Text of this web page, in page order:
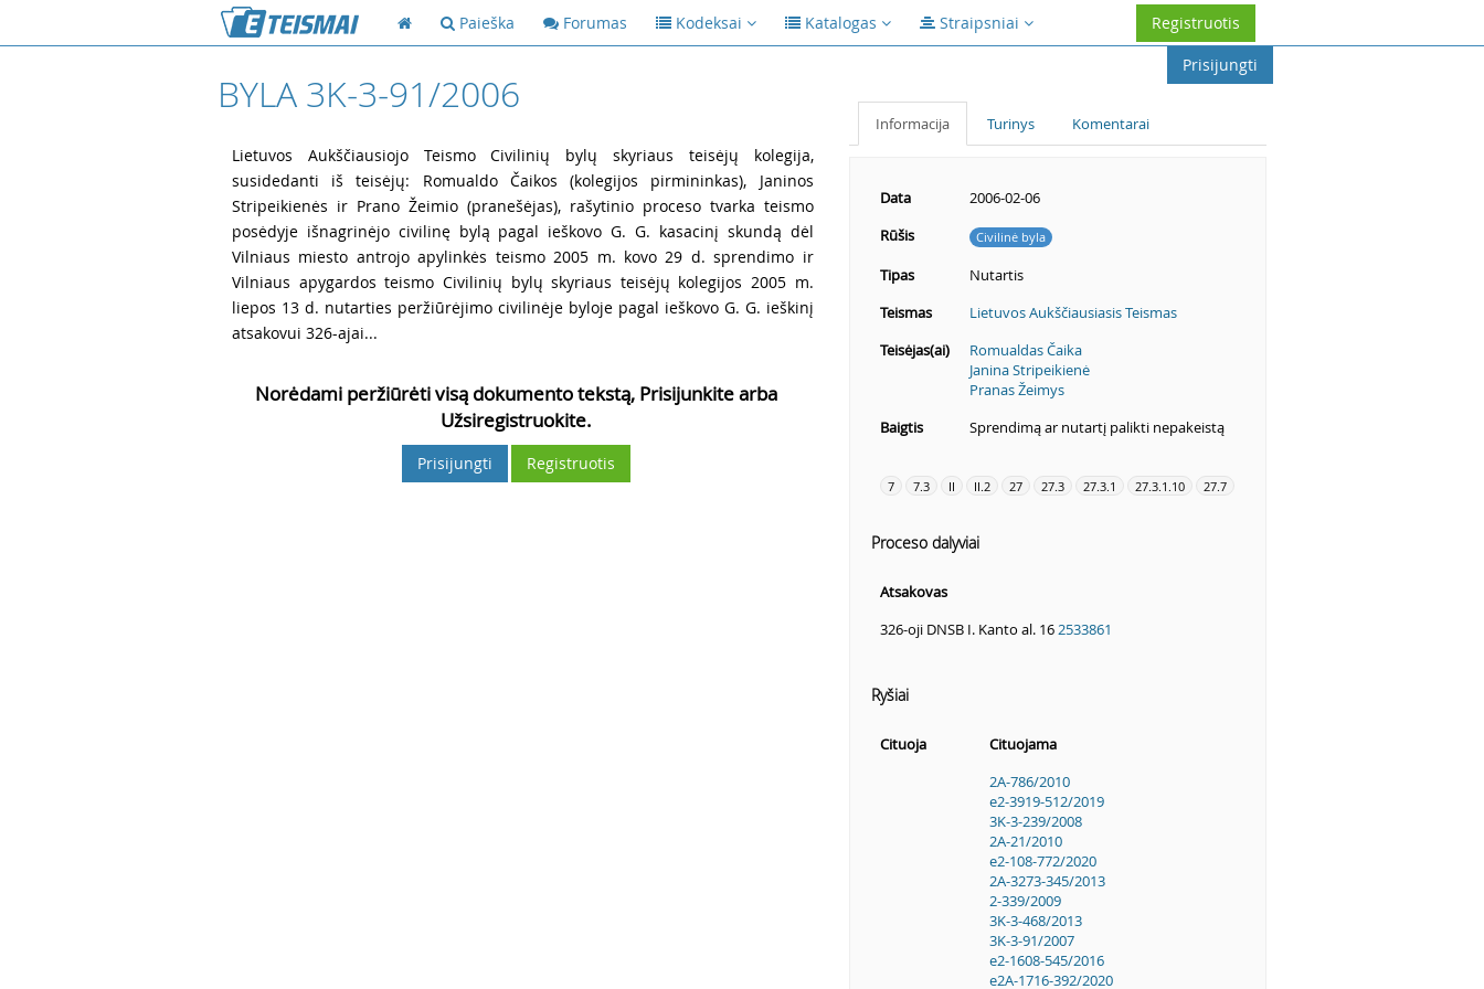
Paieška Forumas Kodeksai Katalogas Straipsniai
Registruotis
Prisijungti
BYLA 3K-3-91/2006
Lietuvos Aukščiausiojo Teismo Civilinių bylų skyriaus teisėjų kolegija,
susidedanti iš teisėjų: Romualdo Čaikos (kolegijos pirmininkas), Janinos
Stripeikienės ir Prano Žeimio (pranešėjas), rašytinio proceso tvarka teismo
posėdyje išnagrinėjo civilinę bylą pagal ieškovo G. G. kasacinį skundą dėl
Vilniaus miesto antrojo apylinkės teismo 2005 m. kovo 29 d. sprendimo ir
Vilniaus apygardos teismo Civilinių bylų skyriaus teisėjų kolegijos 2005 m.
liepos 13 d. nutarties peržiūrėjimo civilinėje byloje pagal ieškovo G. G. ieškinį
atsakovui 326-ajai...
Norėdami peržiūrėti visą dokumento tekstą, Prisijunkite arba
Užsiregistruokite.
Prisijungti Registruotis
Informacija Turinys Komentarai
Data
2006-02-06
Rūšis
Civilinė byla
Tipas
Nutartis
Teismas
Lietuvos Aukščiausiasis Teismas
Teisėjas(ai)
Romualdas Čaika
Janina Stripeikienė
Pranas Žeimys
Baigtis
Sprendimą ar nutartį palikti nepakeistą
7 7.3 II II.2 27 27.3 27.3.1 27.3.1.10 27.7
Proceso dalyviai
Atsakovas
326-oji DNSB I. Kanto al. 16 2533861
Ryšiai
Cituoja
Cituojama
2A-786/2010
e2-3919-512/2019
3K-3-239/2008
2A-21/2010
e2-108-772/2020
2A-3273-345/2013
2-339/2009
3K-3-468/2013
3K-3-91/2007
e2-1608-545/2016
e2A-1716-392/2020